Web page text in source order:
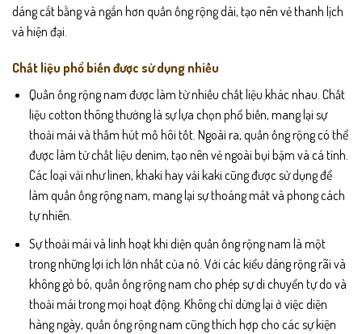
dáng cắt bằng và ngắn hơn quần ống rộng dài, tạo nên vẻ thanh lịch
và hiện đại.
Chất liệu phổ biến được sử dụng nhiều
Quần ống rộng nam được làm từ nhiều chất liệu khác nhau. Chất
liệu cotton thông thường là sự lựa chọn phổ biến, mang lại sự
thoải mái và thấm hút mồ hôi tốt. Ngoài ra, quần ống rộng có thể
được làm từ chất liệu denim, tạo nên vẻ ngoài bụi bặm và cá tính.
Các loại vải như linen, khaki hay vải kaki cũng được sử dụng để
làm quần ống rộng nam, mang lại sự thoáng mát và phong cách
tự nhiên.
Sự thoải mái và linh hoạt khi diện quần ống rộng nam là một
trong những lợi ích lớn nhất của nó. Với các kiểu dáng rộng rãi và
không gò bó, quần ống rộng nam cho phép sự di chuyển tự do và
thoải mái trong mọi hoạt động. Không chỉ dừng lại ở việc diện
hàng ngày, quần ống rộng nam cũng thích hợp cho các sự kiện